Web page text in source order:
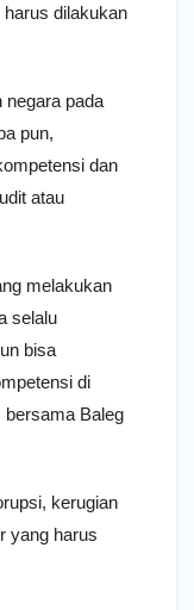
dilakukan
negara pada
pun,
dan
atau
melakukan
selalu
bisa
di
bersama Baleg
kerugian
yang harus